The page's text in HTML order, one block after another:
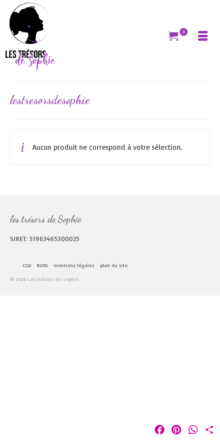
0
lestresorsdesophie
Aucun produit ne correspond à votre sélection.
les trésors de Sophie
SIRET: 51963465300025
CGV RGPD mentions légales plan du site
© 2026 Les trésors de Sophie
FacebookPinterest